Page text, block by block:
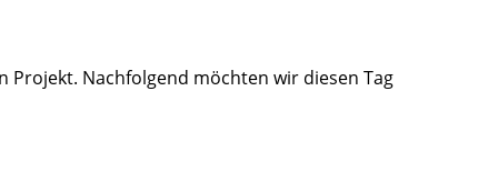
Nachfolgend möchten wir diesen Tag